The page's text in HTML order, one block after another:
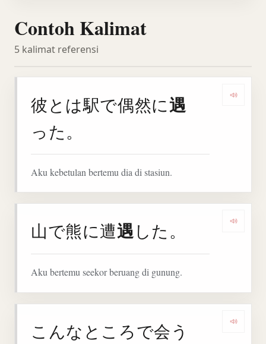
Contoh Kalimat
5 kalimat referensi
彼とは駅で偶然に遇
った。
Aku kebetulan bertemu dia di stasiun.
山で熊に遭遇した。
Aku bertemu seekor beruang di gunung.
こんなところで会う